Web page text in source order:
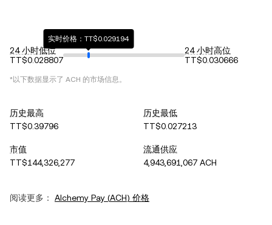
24 小时低位
TT$0.028807
实时价格：TT$0.029194
24 小时高位
TT$0.030666
*以下数据显示了 ACH 的市场信息。
历史最高
TT$0.39796
历史最低
TT$0.027213
市值
TT$144,326,277
流通供应
4,943,691,067 ACH
阅读更多： Alchemy Pay (ACH) 价格